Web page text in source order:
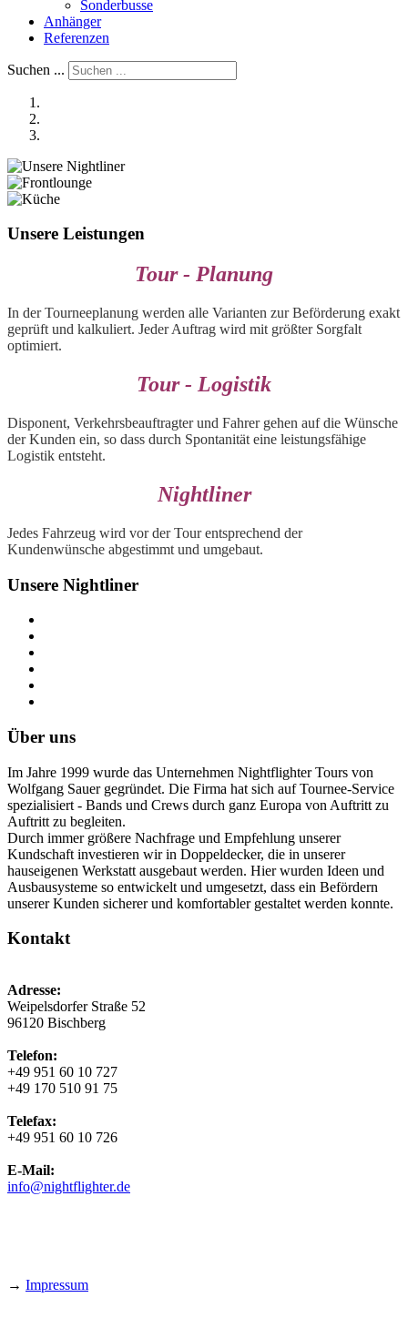
Sonderbusse
Anhänger
Referenzen
Suchen ...
Unsere Leistungen
Tour - Planung
In der Tourneeplanung werden alle Varianten zur Beförderung exakt
geprüft und kalkuliert. Jeder Auftrag wird mit größter Sorgfalt
optimiert.
Tour - Logistik
Disponent, Verkehrsbeauftragter und Fahrer gehen auf die Wünsche
der Kunden ein, so dass durch Spontanität eine leistungsfähige
Logistik entsteht.
Nightliner
Jedes Fahrzeug wird vor der Tour entsprechend der
Kundenwünsche abgestimmt und umgebaut.
Unsere Nightliner
Über uns
Im Jahre 1999 wurde das Unternehmen Nightflighter Tours von
Wolfgang Sauer gegründet. Die Firma hat sich auf Tournee-Service
spezialisiert - Bands und Crews durch ganz Europa von Auftritt zu
Auftritt zu begleiten.
Durch immer größere Nachfrage und Empfehlung unserer
Kundschaft investieren wir in Doppeldecker, die in unserer
hauseigenen Werkstatt ausgebaut werden. Hier wurden Ideen und
Ausbausysteme so entwickelt und umgesetzt, dass ein Befördern
unserer Kunden sicherer und komfortabler gestaltet werden konnte.
Kontakt
Adresse:
Weipelsdorfer Straße 52
96120 Bischberg
Telefon:
+49 951 60 10 727
+49 170 510 91 75
Telefax:
+49 951 60 10 726
E-Mail:
info@nightflighter.de
→ Impressum